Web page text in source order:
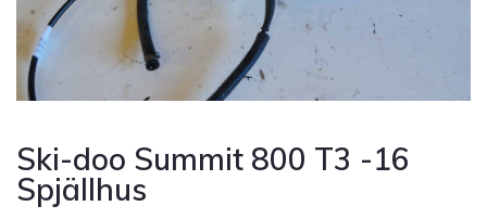
Ski-doo Summit 800 T3 -16
Spjällhus